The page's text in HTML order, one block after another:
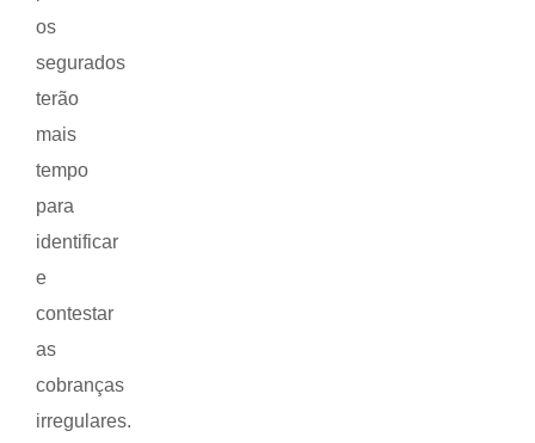
os
segurados
terão
mais
tempo
para
identificar
e
contestar
as
cobranças
irregulares.